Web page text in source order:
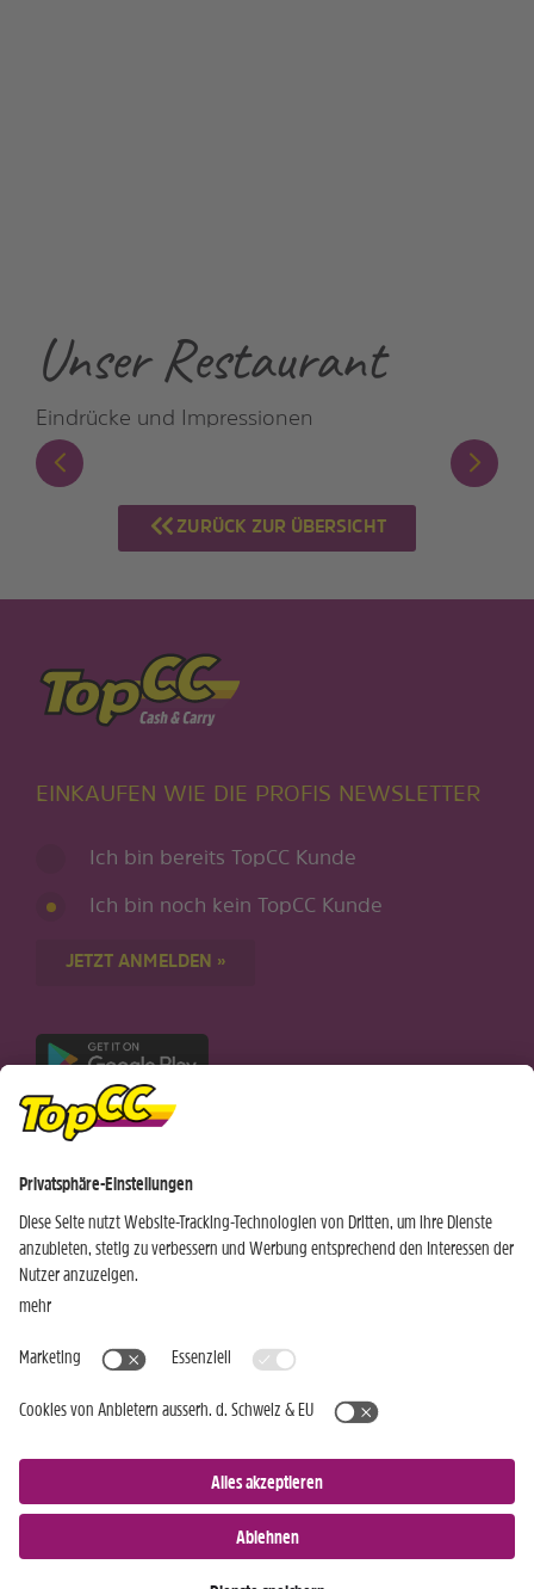
Unser Restaurant
Eindrücke und Impressionen
ZURÜCK ZUR ÜBERSICHT
EINKAUFEN WIE DIE PROFIS NEWSLETTER
Ich bin bereits TopCC Kunde
Ich bin noch kein TopCC Kunde
JETZT ANMELDEN »
Nur für Android-Geräte
Wochen Hits
Standorte
Kundenbereich
Aktuelles
Rezeptwelt
Weinwelt
© 2026 TopCC AG Impressum Datenschutz
AGB